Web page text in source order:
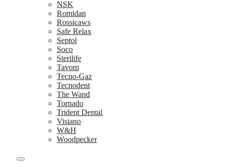
NSK
Romidan
Rossicaws
Safe Relax
Septol
Soco
Sterilife
Tavom
Tecno-Gaz
Tecnodent
The Wand
Tornado
Trident Dental
Visiano
W&H
Woodpecker